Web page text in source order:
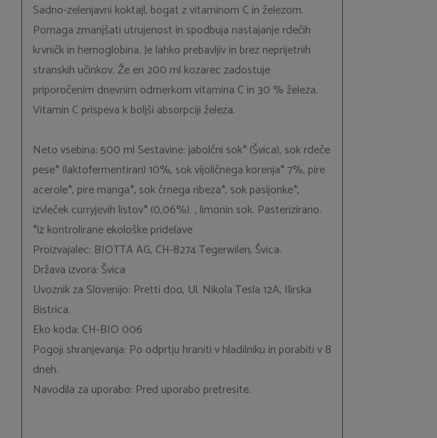
Sadno-zelenjavni koktajl, bogat z vitaminom C in železom.
Pomaga zmanjšati utrujenost in spodbuja nastajanje rdečih
krvničk in hemoglobina. Je lahko prebavljiv in brez neprijetnih
stranskih učinkov. Že en 200 ml kozarec zadostuje
priporočenim dnevnim odmerkom vitamina C in 30 % železa.
Vitamin C prispeva k boljši absorpciji železa.
Neto vsebina: 500 ml Sestavine: jabolčni sok* (Švica), sok rdeče
pese* (laktofermentiran) 10%, sok vijoličnega korenja* 7%, pire
acerole*, pire manga*, sok črnega ribeza*, sok pasijonke*,
izvleček curryjevih listov* (0,06%). , limonin sok. Pasterizirano.
*iz kontrolirane ekološke pridelave
Proizvajalec: BIOTTA AG, CH-8274 Tegerwilen, Švica.
Država izvora: Švica
Uvoznik za Slovenijo: Pretti doo, Ul. Nikola Tesla 12A, Ilirska
Bistrica.
Eko koda: CH-BIO 006
Pogoji shranjevanja: Po odprtju hraniti v hladilniku in porabiti v 8
dneh.
Navodila za uporabo: Pred uporabo pretresite.